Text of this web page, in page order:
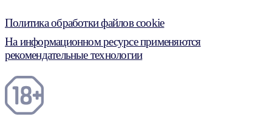
Политика обработки файлов cookie
На информационном ресурсе применяются
рекомендательные технологии